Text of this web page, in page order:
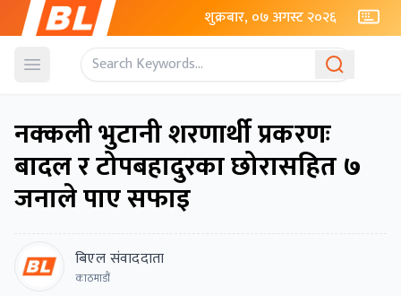
शुक्रबार, ०७ अगस्ट २०२६
Open menu
नक्कली भुटानी शरणार्थी प्रकरणः
बादल र टोपबहादुरका छोरासहित ७
जनाले पाए सफाइ
बिएल संवाददाता
काठमाडौं